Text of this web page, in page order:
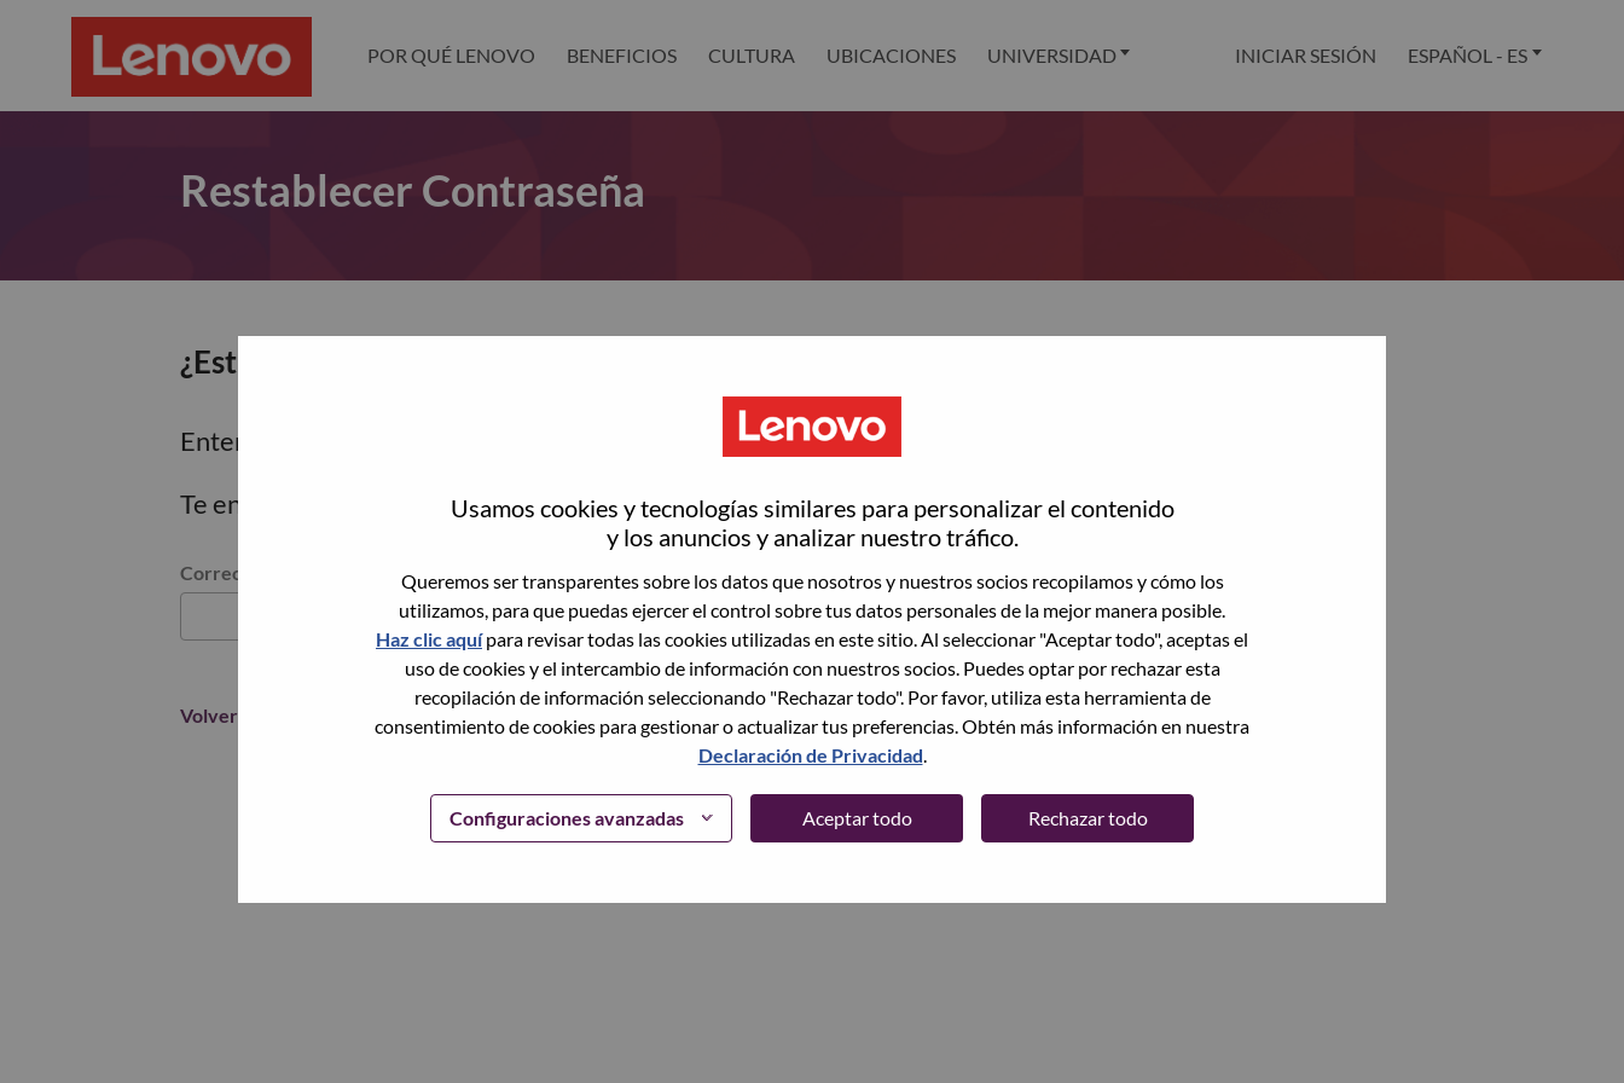
Usamos cookies y tecnologías similares para personalizar el contenido
y los anuncios y analizar nuestro tráfico.
Queremos ser transparentes sobre los datos que nosotros y nuestros socios recopilamos y cómo los
utilizamos, para que puedas ejercer el control sobre tus datos personales de la mejor manera posible.
Haz clic aquípara revisar todas las cookies utilizadas en este sitio. Al seleccionar "Aceptar todo", aceptas el
uso de cookies y el intercambio de información con nuestros socios. Puedes optar por rechazar esta
recopilación de información seleccionando "Rechazar todo". Por favor, utiliza esta herramienta de
consentimiento de cookies para gestionar o actualizar tus preferencias. Obtén más información en nuestra
Declaración de Privacidad
Configuraciones avanzadas Aceptar todo Rechazar todo
POR QUÉ LENOVO BENEFICIOS CULTURA UBICACIONES UNIVERSIDAD INICIAR SESIÓN ESPAÑOL - ES
Restablecer Contraseña
¿Estás seguro de que deseas restablecer tu contraseña?
Enter the email address associated with your account, then click "Continue".
Te enviaremos un enlace por correo electrónico para restablecer tu contraseña.
Restablece la contraseña con tu correo electrónico
Correo electrónico
Continuar
Volver